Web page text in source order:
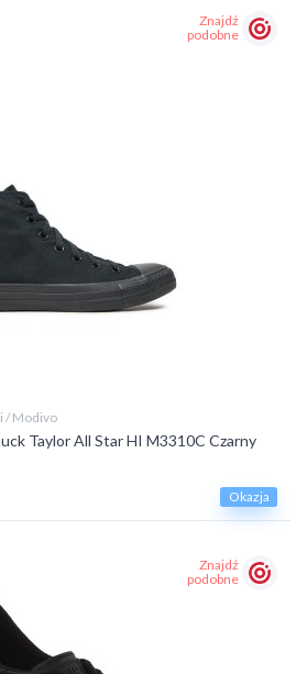
Okazja
Znajdź
podobne
/ Modivo
Taylor All Star HI M3310C Czarny
Znajdź
podobne